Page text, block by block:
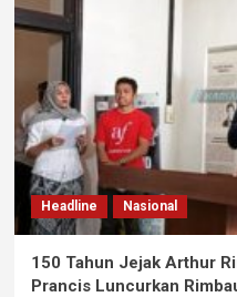
Headline Nasional
150 Tahun Jejak Arthur
Prancis Luncurkan